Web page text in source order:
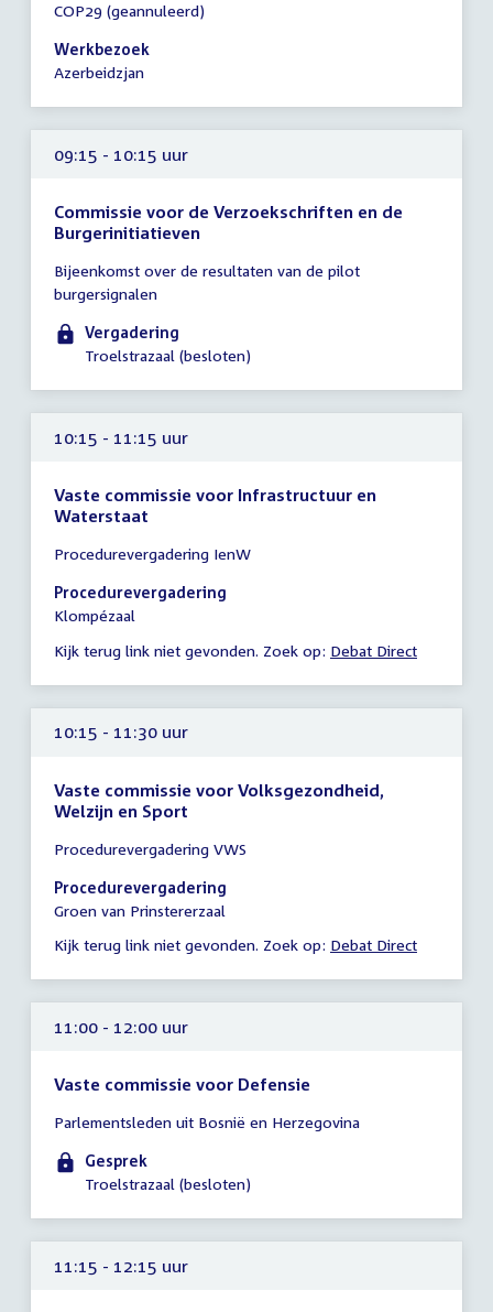
vergadering
00:01
-
uur
COP29 (geannuleerd)
Werkbezoek
Azerbeidzjan
09:15 - 10:15 uur
Commissie voor de Verzoekschriften en de
Burgerinitiatieven
vergadering
09:15
10:15
Bijeenkomst over de resultaten van de pilot
burgersignalen
Vergadering
Troelstrazaal (besloten)
10:15 - 11:15 uur
Vaste commissie voor Infrastructuur en
Waterstaat
vergadering
10:15
-
uur
Procedurevergadering IenW
Procedurevergadering
Klompézaal
Kijk terug link niet gevonden. Zoek op: Debat Direct
10:15 - 11:30 uur
Vaste commissie voor Volksgezondheid,
Welzijn en Sport
vergadering
10:15
-
uur
Procedurevergadering VWS
Procedurevergadering
Groen van Prinstererzaal
Kijk terug link niet gevonden. Zoek op: Debat Direct
11:00 - 12:00 uur
Vaste commissie voor Defensie
vergadering
11:00
-
uur
Parlementsleden uit Bosnië en Herzegovina
Gesprek
Troelstrazaal (besloten)
11:15 - 12:15 uur